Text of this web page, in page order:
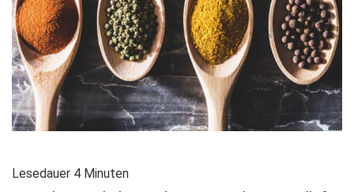
Lesedauer 4 Minuten